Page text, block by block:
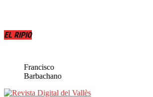
EL RIPIO
Francisco
Barbachano